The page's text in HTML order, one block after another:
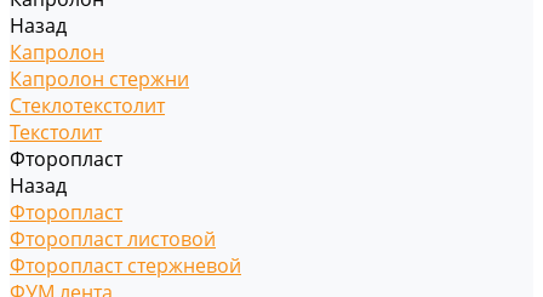
Назад
Капролон
Капролон стержни
Стеклотекстолит
Текстолит
Фторопласт
Назад
Фторопласт
Фторопласт листовой
Фторопласт стержневой